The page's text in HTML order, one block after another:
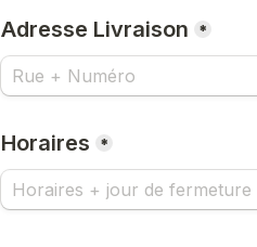
Adresse Livraison *
Horaires *